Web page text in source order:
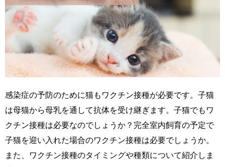
感染症の予防のために猫もワクチン接種が必要です。子猫
は母猫から母乳を通して抗体を受け継ぎます。子猫でもワ
クチン接種は必要なのでしょうか？完全室内飼育の予定で
子猫を迎い入れた場合のワクチン接種は必要でしょうか。
また、ワクチン接種のタイミングや種類について紹介しま